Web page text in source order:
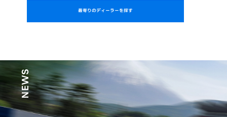
最寄りのディーラーを探す
NEWS